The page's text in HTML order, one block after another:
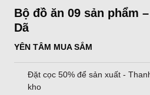
Bộ đồ ăn 09 sản phẩm
Dã
YÊN TÂM MUA SẮM
Đặt cọc 50% để sản xuất -
kho